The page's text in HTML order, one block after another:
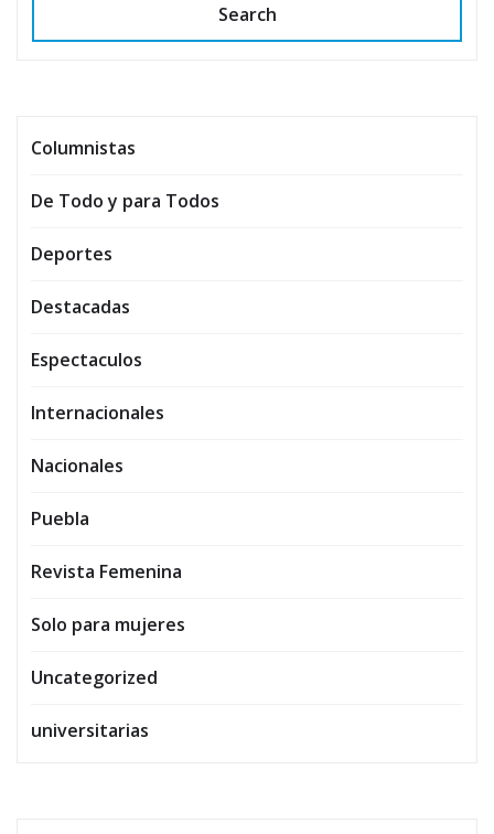
Search
Columnistas
De Todo y para Todos
Deportes
Destacadas
Espectaculos
Internacionales
Nacionales
Puebla
Revista Femenina
Solo para mujeres
Uncategorized
universitarias